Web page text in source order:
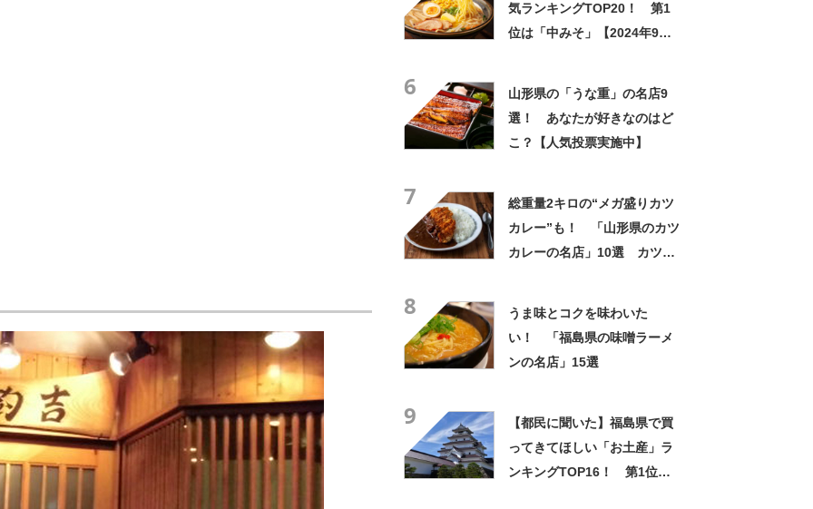
気ランキングTOP20！ 第1
位は「中みそ」【2024年9月6
6
山形県の「うな重」の名店9
選！ あなたが好きなのはど
こ？【人気投票実施中】
7
総重量2キロの“メガ盛りカツ
カレー”も！ 「山形県のカツ
カレーの名店」10選 カツの
8
うま味とコクを味わいた
い！ 「福島県の味噌ラーメ
ンの名店」15選
9
【都民に聞いた】福島県で買
ってきてほしい「お土産」ラ
ンキングTOP16！ 第1位は